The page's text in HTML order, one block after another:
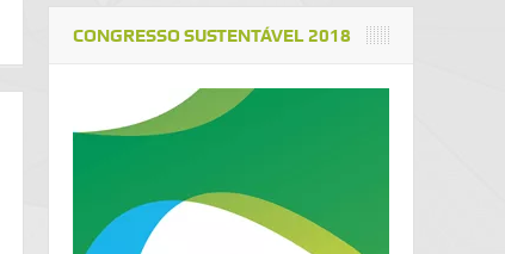
CONGRESSO SUSTENTÁVEL 2018